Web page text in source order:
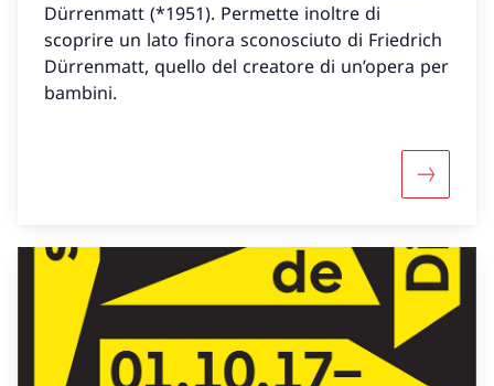
Dürrenmatt (*1951). Permette inoltre di
scoprire un lato finora sconosciuto di Friedrich
Dürrenmatt, quello del creatore di un’opera per
bambini.